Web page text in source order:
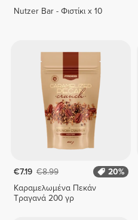
Nutzer Bar - Φιστίκι x 10
€7.19 €8.99
20%
Καραμελωμένα Πεκάν
Τραγανά 200 γρ